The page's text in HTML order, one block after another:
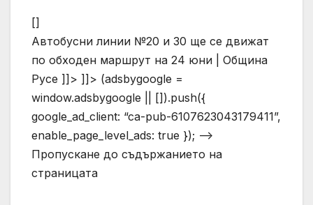
[]
Автобусни линии №20 и 30 ще се движат
по обходен маршрут на 24 юни | Община
Русе ]]> ]]> (adsbygoogle =
window.adsbygoogle || []).push({
google_ad_client: “ca-pub-6107623043179411”,
enable_page_level_ads: true }); –>
Пропускане до съдържанието на
страницата